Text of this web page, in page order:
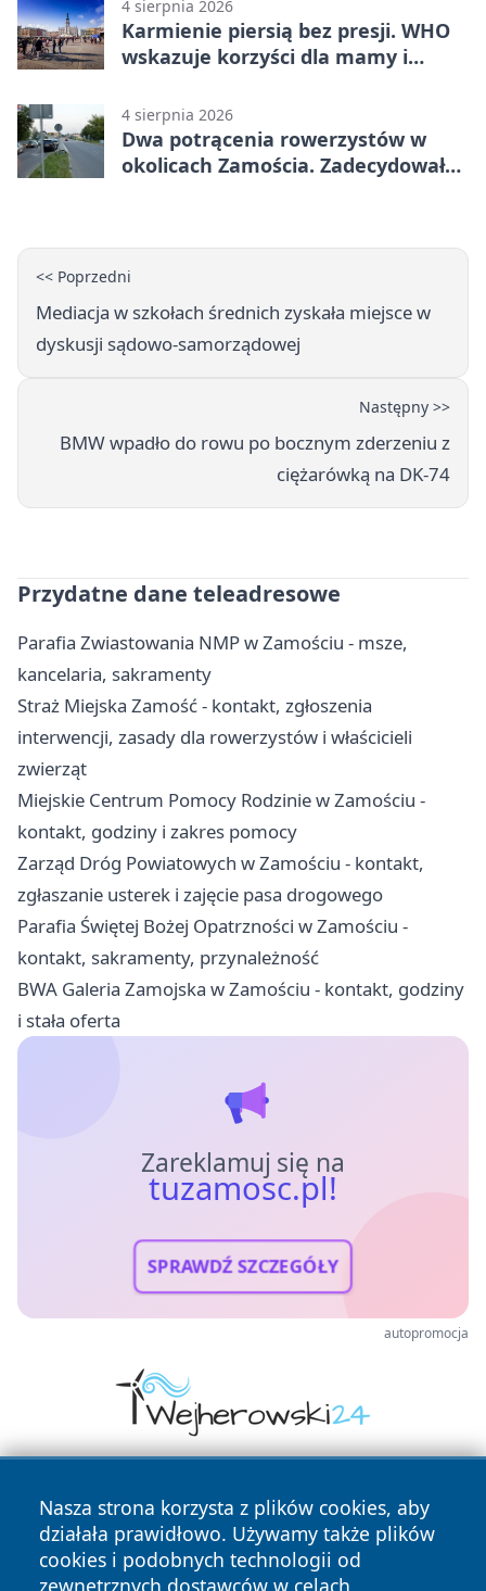
4 sierpnia 2026
Karmienie piersią bez presji. WHO
wskazuje korzyści dla mamy i
4 sierpnia 2026
Dwa potrącenia rowerzystów w
okolicach Zamościa. Zadecydowało
<< Poprzedni
Mediacja w szkołach średnich zyskała miejsce w
dyskusji sądowo-samorządowej
Następny >>
BMW wpadło do rowu po bocznym zderzeniu z
ciężarówką na DK-74
Przydatne dane teleadresowe
Parafia Zwiastowania NMP w Zamościu - msze,
kancelaria, sakramenty
Straż Miejska Zamość - kontakt, zgłoszenia
interwencji, zasady dla rowerzystów i właścicieli
zwierząt
Miejskie Centrum Pomocy Rodzinie w Zamościu -
kontakt, godziny i zakres pomocy
Zarząd Dróg Powiatowych w Zamościu - kontakt,
zgłaszanie usterek i zajęcie pasa drogowego
Parafia Świętej Bożej Opatrzności w Zamościu -
kontakt, sakramenty, przynależność
BWA Galeria Zamojska w Zamościu - kontakt, godziny
i stała oferta
Zareklamuj się na
tuzamosc.pl!
SPRAWDŹ SZCZEGÓŁY
autopromocja
Nasza strona korzysta z plików cookies, aby
działała prawidłowo. Używamy także plików
cookies i podobnych technologii od
zewnętrznych dostawców w celach